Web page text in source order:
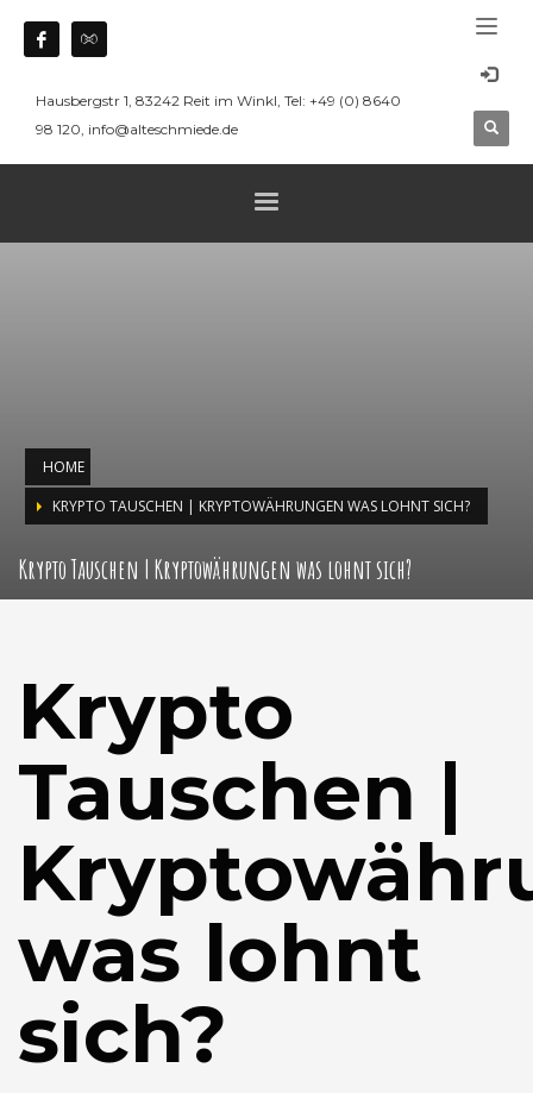
Hausbergstr 1, 83242 Reit im Winkl, Tel: +49 (0) 8640
98 120, info@alteschmiede.de
HOME
KRYPTO TAUSCHEN | KRYPTOWÄHRUNGEN WAS LOHNT SICH?
Krypto Tauschen | Kryptowährungen was lohnt sich?
Krypto
Tauschen |
was lohnt
sich?